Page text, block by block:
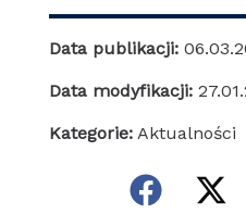
Data publikacji:
Data modyfikacji:
Kategorie: Aktualności